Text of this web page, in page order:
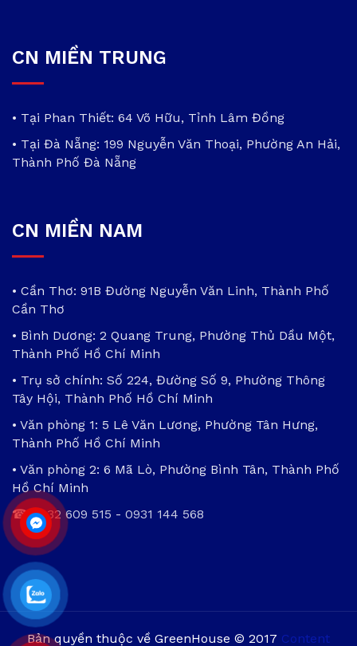
CN MIỀN TRUNG
• Tại Phan Thiết: 64 Võ Hữu, Tỉnh Lâm Đồng
• Tại Đà Nẵng: 199 Nguyễn Văn Thoại, Phường An Hải,
Thành Phố Đà Nẵng
CN MIỀN NAM
• Cần Thơ: 91B Đường Nguyễn Văn Linh, Thành Phố
Cần Thơ
• Bình Dương: 2 Quang Trung, Phường Thủ Dầu Một,
Thành Phố Hồ Chí Minh
• Trụ sở chính: Số 224, Đường Số 9, Phường Thông
Tây Hội, Thành Phố Hồ Chí Minh
• Văn phòng 1: 5 Lê Văn Lương, Phường Tân Hưng,
Thành Phố Hồ Chí Minh
• Văn phòng 2: 6 Mã Lò, Phường Bình Tân, Thành Phố
Hồ Chí Minh
☎0932 609 515 - 0931 144 568
Bản quyền thuộc về GreenHouse © 2017 Content